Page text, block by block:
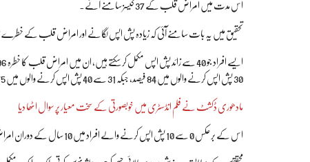
اس مدت میں امراض قلب کے 37 کیسز سامنے آئے۔
تحقیق میں یہ بات سامنے آئی کہ زیادہ پش اپس لگانے اور امراض قلب کے خطرے
30 پش اپس کرنے والوں میں 84 فیصد، جبکہ 31 سے 40 پش اپس کرنے والوں میں 75 فیصد تک کم پایا گیا۔
مادھوری ڈکشٹ نے فلم انڈسٹری میں خوبصورتی کے سخت معیار پر سوال اٹھا دیا
اس کے برعکس 0 سے 10 پش اپس کرنے والے افراد میں 10 سال کے دوران امراض قلب کا خطرہ 15 فیصد تک زیادہ دیکھا گیا۔